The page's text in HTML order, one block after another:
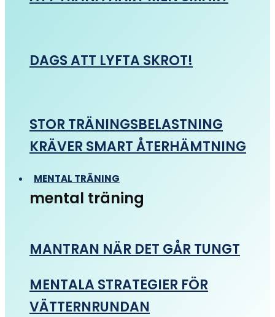
DAGS ATT LYFTA SKROT!
STOR TRÄNINGSBELASTNING
KRÄVER SMART ÅTERHÄMTNING
MENTAL TRÄNING
mental träning
MANTRAN NÄR DET GÅR TUNGT
MENTALA STRATEGIER FÖR
VÄTTERNRUNDAN